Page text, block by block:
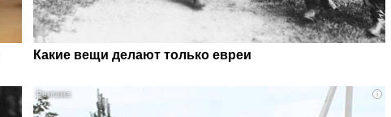
Какие вещи делают только евреи
i